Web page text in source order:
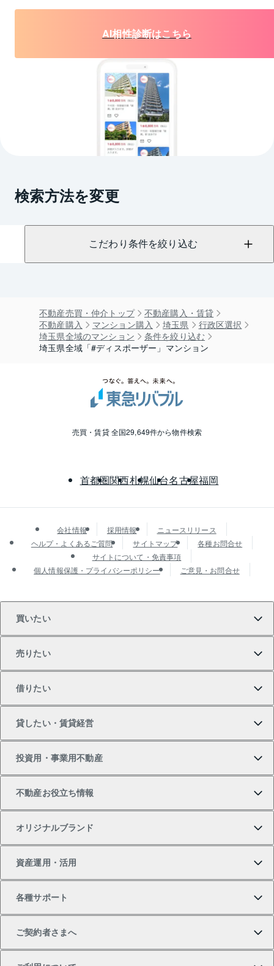
AI相性診断はこちら
検索方法を変更
こだわり条件を絞り込む
不動産売買・仲介トップ
不動産購入・賃貸
不動産購入
マンション購入 埼玉県
行政区選択
埼玉県全域のマンション
条件を絞り込む
埼玉県全域「#ディスポーザー」マンション
売買・賃貸 全国29,649件から物件検索
首都圏関西札幌仙台名古屋福岡
会社情報 採用情報
ニュースリリース
ヘルプ・よくあるご質問
サイトマップ
各種お問合せ
サイトについて・免責事項
個人情報保護・プライバシーポリシー
ご意見・お問合せ
買いたい
新築・分譲マンションの購入
中古マンションの購入
売りたい
マンションの売却・査定
一戸建ての売却・査定
借りたい
借りたいTOP
物件を借りる
貸したい・賃貸経営
貸したいTOP
投資用・事業用不動産
不動産お役立ち情報
オリジナルブランド
一棟リノベーションマンション L`GENTE（ルジェン
テ）
資産運用・活用
各種サポート
ご契約者さまへ